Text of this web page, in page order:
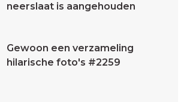
neerslaat is aangehouden
Gewoon een verzameling
hilarische foto's #2259